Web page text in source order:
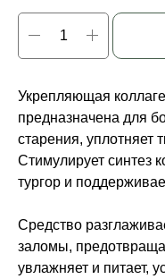
Укрепляющая
предназначена для
старения, уплотняет
Стимулирует синтез
тургор и
Средство
заломы,
увлажняет и питает,